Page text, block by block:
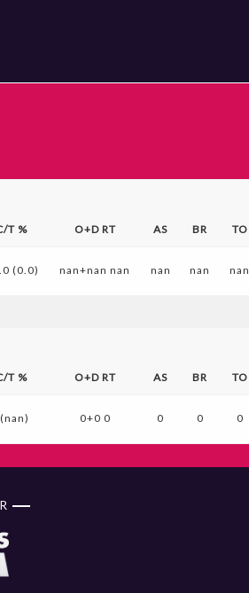
T % O+D RT AS BR TO
(0.0) nan+nan nan nan nan nan
T % O+D RT AS BR TO
0+0 0 0 0 0